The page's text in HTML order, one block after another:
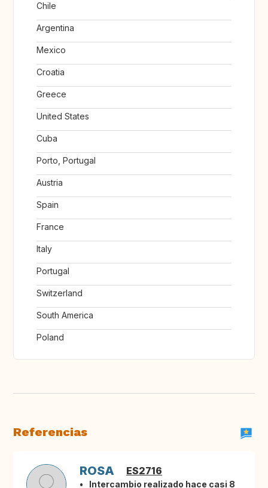
Chile
Argentina
Mexico
Croatia
Greece
United States
Cuba
Porto, Portugal
Austria
Spain
France
Italy
Portugal
Switzerland
South America
Poland
Referencias
ROSA ES2716
Intercambio realizado hace casi 8